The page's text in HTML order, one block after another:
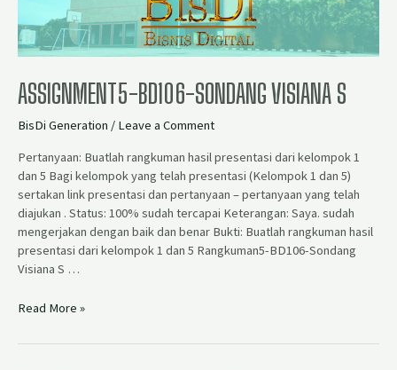
ASSIGNMENT5-BD106-SONDANG VISIANA S
BisDi Generation / Leave a Comment
Pertanyaan: Buatlah rangkuman hasil presentasi dari kelompok 1
dan 5 Bagi kelompok yang telah presentasi (Kelompok 1 dan 5)
sertakan link presentasi dan pertanyaan – pertanyaan yang telah
diajukan . Status: 100% sudah tercapai Keterangan: Saya. sudah
mengerjakan dengan baik dan benar Bukti: Buatlah rangkuman hasil
presentasi dari kelompok 1 dan 5 Rangkuman5-BD106-Sondang
Visiana S …
Read More »